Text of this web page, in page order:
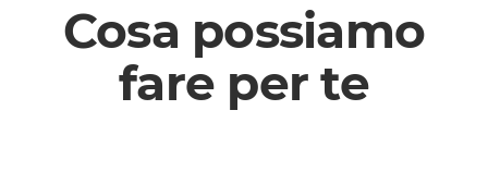
Cosa possiamo
fare per te